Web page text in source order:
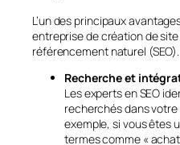
L’un des principaux
entreprise de création de
référencement naturel (SEO).
Recherche et
Les experts en SEO
recherchés dans
exemple, si vous êtes
termes comme «